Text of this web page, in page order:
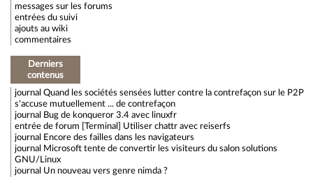
messages sur les forums
entrées du suivi
ajouts au wiki
commentaires
Derniers
contenus
journal Quand les sociétés sensées lutter contre la contrefaçon sur le P2P
s'accuse mutuellement ... de contrefaçon
journal
Bug de konqueror 3.4 avec linuxfr
entrée de forum
[Terminal] Utiliser chattr avec reiserfs
journal
Encore des failles dans les navigateurs
journal
Microsoft tente de convertir les visiteurs du salon solutions
GNU/Linux
journal Un nouveau vers genre nimda ?